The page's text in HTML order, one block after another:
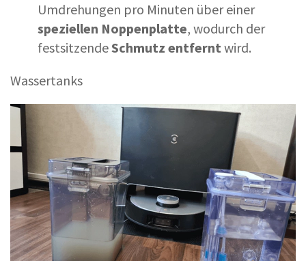
Umdrehungen pro Minuten über einer
speziellen Noppenplatte, wodurch der
festsitzendeSchmutz entfernt wird.
Wassertanks